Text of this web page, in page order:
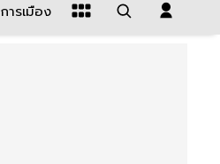
การเมือง